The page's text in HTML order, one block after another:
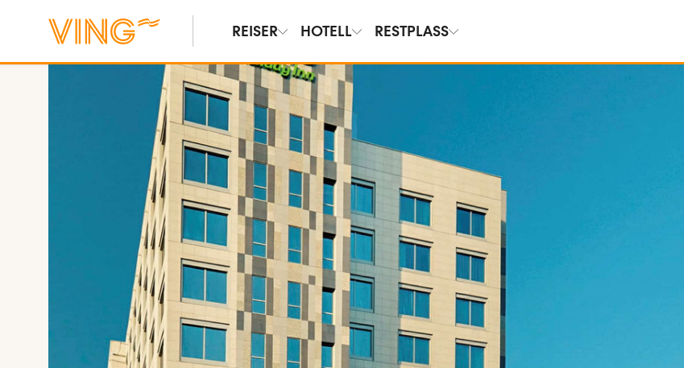
REISER HOTELL RESTPLASS